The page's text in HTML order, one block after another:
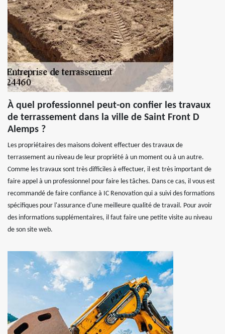
À quel professionnel peut-on confier les travaux
de terrassement dans la ville de Saint Front D
Alemps ?
Les propriétaires des maisons doivent effectuer des travaux de
terrassement au niveau de leur propriété à un moment ou à un autre.
Comme les travaux sont très difficiles à effectuer, il est très important de
faire appel à un professionnel pour faire les tâches. Dans ce cas, il vous est
recommandé de faire confiance à IC Renovation qui a suivi des formations
spécifiques pour l'assurance d'une meilleure qualité de travail. Pour avoir
des informations supplémentaires, il faut faire une petite visite au niveau
de son site web.